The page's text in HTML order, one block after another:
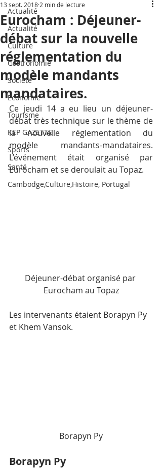
Actualité
Actualité
Culture
Gastronomie
Société
Economie
Tourisme
KEP GAZETTE
Sports
Santé
Cambodge,Culture,Histoire, Portugal
Eurocham : Déjeuner-
débat sur la nouvelle
réglementation du
modèle mandants
mandataires.
13 sept. 2018 2 min de lecture
Ce jeudi 14 a eu lieu un déjeuner-
débat très technique sur le thème de
la nouvelle réglementation du
modèle mandants-mandataires.
L’événement était organisé par
Eurocham et se deroulait au Topaz.
Déjeuner-débat organisé par
Eurocham au Topaz
Les intervenants étaient Borapyn Py
et Khem Vansok.
Borapyn Py
Borapyn Py